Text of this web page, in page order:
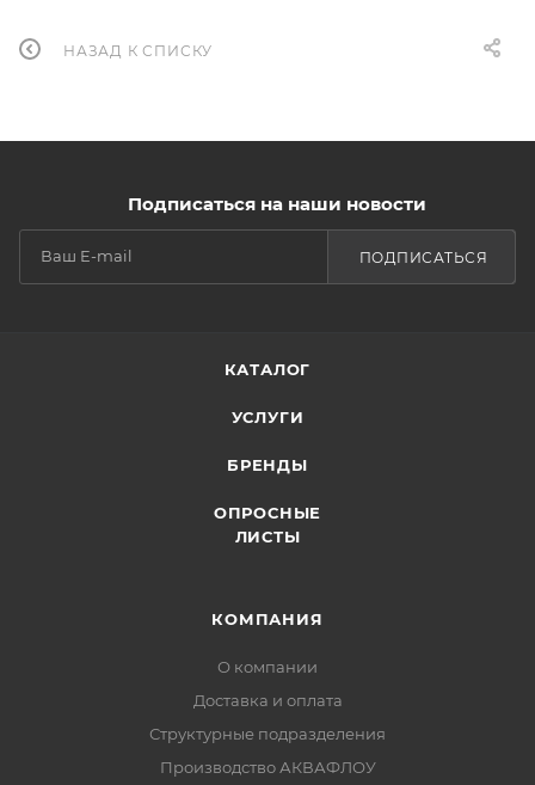
НАЗАД К СПИСКУ
Подписаться на наши новости
ПОДПИСАТЬСЯ
КАТАЛОГ
УСЛУГИ
БРЕНДЫ
ОПРОСНЫЕ
ЛИСТЫ
КОМПАНИЯ
О компании
Доставка и оплата
Структурные подразделения
Производство АКВАФЛОУ